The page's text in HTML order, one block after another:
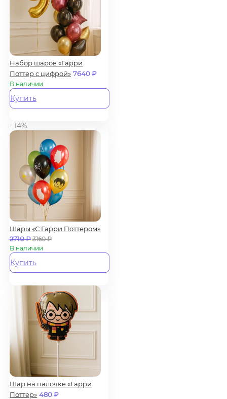
Набор шаров «Гарри
Поттер с цифрой» 7640₽
В наличии
Купить
- 14%
Шары «С Гарри Поттером»
2710₽ 3160₽
В наличии
Купить
Шар на палочке «Гарри
Поттер» 480₽